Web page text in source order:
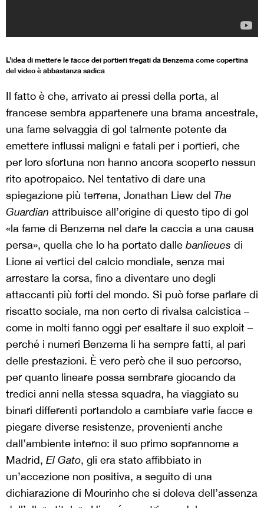
L’idea di mettere le facce dei portieri fregati da Benzema come copertina
del video è abbastanza sadica
Il fatto è che, arrivato ai pressi della porta, al
francese sembra appartenere una brama ancestrale,
una fame selvaggia di gol talmente potente da
emettere influssi maligni e fatali per i portieri, che
per loro sfortuna non hanno ancora scoperto nessun
rito apotropaico. Nel tentativo di dare una
spiegazione più terrena, Jonathan Liew del The
Guardian attribuisce all’origine di questo tipo di gol
«la fame di Benzema nel dare la caccia a una causa
persa», quella che lo ha portato dalle banlieues di
Lione ai vertici del calcio mondiale, senza mai
arrestare la corsa, fino a diventare uno degli
attaccanti più forti del mondo. Si può forse parlare di
riscatto sociale, ma non certo di rivalsa calcistica –
come in molti fanno oggi per esaltare il suo exploit –
perché i numeri Benzema li ha sempre fatti, al pari
delle prestazioni. È vero però che il suo percorso,
per quanto lineare possa sembrare giocando da
tredici anni nella stessa squadra, ha viaggiato su
binari differenti portandolo a cambiare varie facce e
piegare diverse resistenze, provenienti anche
dall’ambiente interno: il suo primo soprannome a
Madrid, El Gato, gli era stato affibbiato in
un’accezione non positiva, a seguito di una
dichiarazione di Mourinho che si doleva dell’assenza